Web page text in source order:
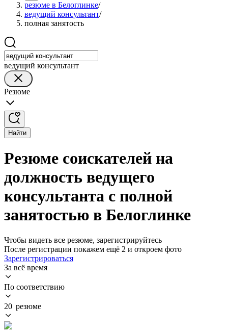
резюме в Белоглинке/
ведущий консультант/
полная занятость
ведущий консультант
Резюме
Найти
Резюме соискателей на
должность ведущего
консультанта с полной
занятостью в Белоглинке
Чтобы видеть все резюме, зарегистрируйтесь
После регистрации покажем ещё 2 и откроем фото
Зарегистрироваться
За всё время
По соответствию
20 резюме